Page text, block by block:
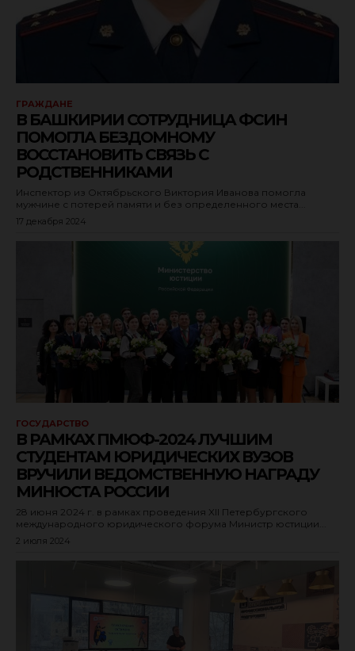
ГРАЖДАНЕ
В БАШКИРИИ СОТРУДНИЦА ФСИН
ПОМОГЛА БЕЗДОМНОМУ
ВОССТАНОВИТЬ СВЯЗЬ С
РОДСТВЕННИКАМИ
Инспектор из Октябрьского Виктория Иванова помогла
мужчине с потерей памяти и без определенного места...
17 декабря 2024
ГОСУДАРСТВО
В РАМКАХ ПМЮФ-2024 ЛУЧШИМ
СТУДЕНТАМ ЮРИДИЧЕСКИХ ВУЗОВ
ВРУЧИЛИ ВЕДОМСТВЕННУЮ НАГРАДУ
МИНЮСТА РОССИИ
28 июня 2024 г. в рамках проведения XII Петербургского
международного юридического форума Министр юстиции...
2 июля 2024